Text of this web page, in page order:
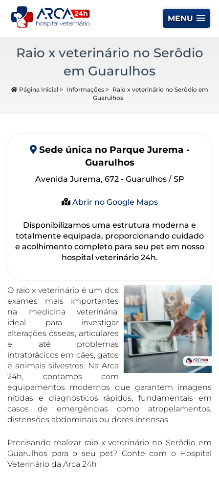
MENU
Raio x veterinário no Serôdio
em Guarulhos
Página Inicial > Informações > Raio x veterinário no Serôdio em
Guarulhos
Sede única no Parque Jurema -
Guarulhos
Avenida Jurema, 672 - Guarulhos / SP
Abrir no Google Maps
Disponibilizamos uma estrutura moderna e
totalmente equipada, proporcionando cuidado
e acolhimento completo para seu pet em nosso
hospital veterinário 24h.
O raio x veterinário é um dos
exames mais importantes
na medicina veterinária,
ideal para investigar
alterações ósseas, articulares
e até problemas
intratorácicos em cães, gatos
e animais silvestres. Na Arca
24h, contamos com
equipamentos modernos que garantem imagens
nítidas e diagnósticos rápidos, fundamentais em
casos de emergências como atropelamentos,
distensões abdominais ou dores intensas.
Precisando realizar raio x veterinário no Serôdio em
Guarulhos para o seu pet? Conte com o Hospital
Veterinário da Arca 24h